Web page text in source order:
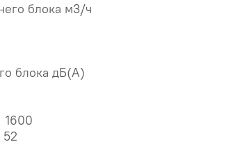
блока м3/ч
блока дБ(А)
1600